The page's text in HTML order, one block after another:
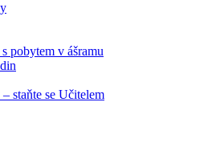
pobytem v ášramu
staňte se Učitelem